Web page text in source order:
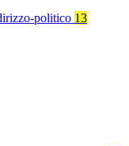
politico 13